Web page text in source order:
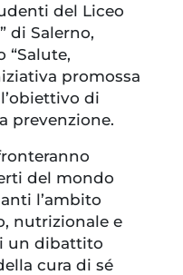
del Liceo
di Salerno,
“Salute,
promossa
di
prevenzione.
del mondo
l’ambito
nutrizionale e
un dibattito
cura di sé